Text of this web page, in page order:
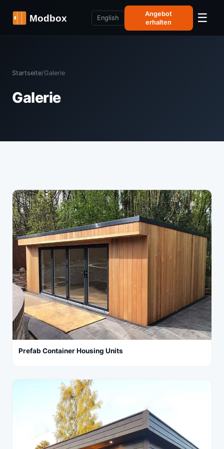
English
Angebot
erhalten
☰
Startseite/Galerie
Galerie
Prefab Container Housing Units